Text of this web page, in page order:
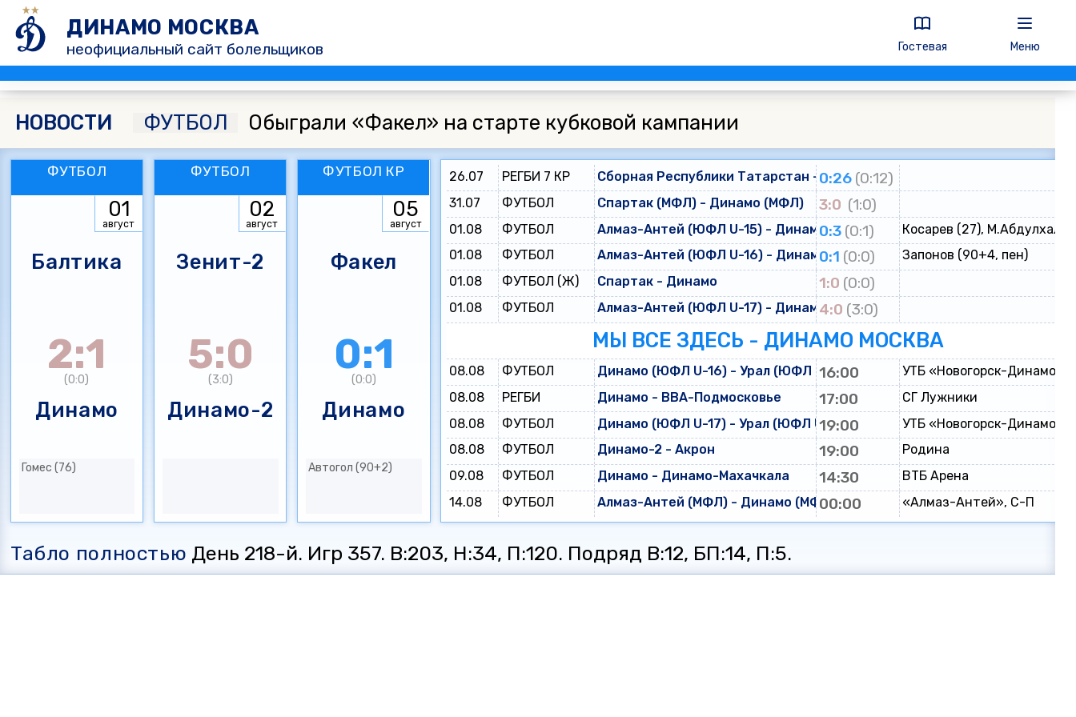
ДИНАМО МОСКВА
неофициальный сайт болельщиков Гостевая Меню
НОВОСТИ ФУТБОЛ Обыграли «Факел» на старте кубковой кампании
ФУТБОЛ
01
август
Балтика
2:1
(0:0)
Динамо
Гомес (76)
ФУТБОЛ
02
август
Зенит-2
5:0
(3:0)
Динамо-2
ФУТБОЛ КР
05
август
Факел
0:1
(0:0)
Динамо
Автогол (90+2)
26.07 РЕГБИ 7 КР Сборная Республики Татарстан - Динамо
0:26 (0:12)
31.07 ФУТБОЛ Спартак (МФЛ) - Динамо (МФЛ) 3:0 (1:0)
01.08 ФУТБОЛ Алмаз-Антей (ЮФЛ U-15) - Динамо (ЮФЛ U-15)
0:3 (0:1)
Косарев (27),
01.08
ФУТБОЛ Алмаз-Антей (ЮФЛ U-16) - Динамо (ЮФЛ U-16)
0:1 (0:0)
Запонов (90+4, пен)
01.08
ФУТБОЛ (Ж) Спартак - Динамо 1:0 (0:0)
01.08 ФУТБОЛ Алмаз-Антей (ЮФЛ U-17) - Динамо (ЮФЛ U-17)
4:0 (3:0)
МЫ ВСЕ ЗДЕСЬ - ДИНАМО МОСКВА
08.08 ФУТБОЛ Динамо (ЮФЛ U-16) - Урал (ЮФЛ U-16)
16:00
УТБ «Новогорск-Динамо»
08.08
РЕГБИ Динамо - ВВА-Подмосковье 17:00
СГ Лужники
08.08
ФУТБОЛ Динамо (ЮФЛ U-17) - Урал (ЮФЛ U-17)
19:00
УТБ «Новогорск-Динамо»
08.08
ФУТБОЛ Динамо-2 - Акрон 19:00
Родина
09.08
ФУТБОЛ Динамо - Динамо-Махачкала 14:30
ВТБ Арена
14.08
ФУТБОЛ Алмаз-Антей (МФЛ) - Динамо (МФЛ)00:00 «Алмаз-Антей», С-П
Табло полностью День 218-й. Игр 357. В:203, Н:34, П:120. Подряд В:12, БП:14, П:5.